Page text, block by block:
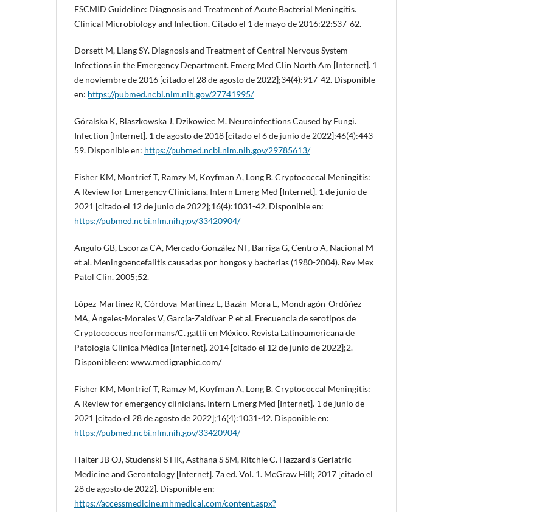
ESCMID Guideline: Diagnosis and Treatment of Acute Bacterial Meningitis.
Clinical Microbiology and Infection. Citado el 1 de mayo de 2016;22:S37-62.
Dorsett M, Liang SY. Diagnosis and Treatment of Central Nervous System
Infections in the Emergency Department. Emerg Med Clin North Am [Internet]. 1
de noviembre de 2016 [citado el 28 de agosto de 2022];34(4):917-42. Disponible
en: https://pubmed.ncbi.nlm.nih.gov/27741995/
Góralska K, Blaszkowska J, Dzikowiec M. Neuroinfections Caused by Fungi.
Infection [Internet]. 1 de agosto de 2018 [citado el 6 de junio de 2022];46(4):443-
59. Disponible en: https://pubmed.ncbi.nlm.nih.gov/29785613/
Fisher KM, Montrief T, Ramzy M, Koyfman A, Long B. Cryptococcal Meningitis:
A Review for Emergency Clinicians. Intern Emerg Med [Internet]. 1 de junio de
2021 [citado el 12 de junio de 2022];16(4):1031-42. Disponible en:
https://pubmed.ncbi.nlm.nih.gov/33420904/
Angulo GB, Escorza CA, Mercado González NF, Barriga G, Centro A, Nacional M
et al. Meningoencefalitis causadas por hongos y bacterias (1980-2004). Rev Mex
Patol Clin. 2005;52.
López-Martínez R, Córdova-Martínez E, Bazán-Mora E, Mondragón-Ordóñez
MA, Ángeles-Morales V, García-Zaldívar P et al. Frecuencia de serotipos de
Cryptococcus neoformans/C. gattii en México. Revista Latinoamericana de
Patología Clínica Médica [Internet]. 2014 [citado el 12 de junio de 2022];2.
Disponible en: www.medigraphic.com/
Fisher KM, Montrief T, Ramzy M, Koyfman A, Long B. Cryptococcal Meningitis:
A Review for emergency clinicians. Intern Emerg Med [Internet]. 1 de junio de
2021 [citado el 28 de agosto de 2022];16(4):1031-42. Disponible en:
https://pubmed.ncbi.nlm.nih.gov/33420904/
Halter JB OJ, Studenski S HK, Asthana S SM, Ritchie C. Hazzard’s Geriatric
Medicine and Gerontology [Internet]. 7a ed. Vol. 1. McGraw Hill; 2017 [citado el
28 de agosto de 2022]. Disponible en:
https://accessmedicine.mhmedical.com/content.aspx?